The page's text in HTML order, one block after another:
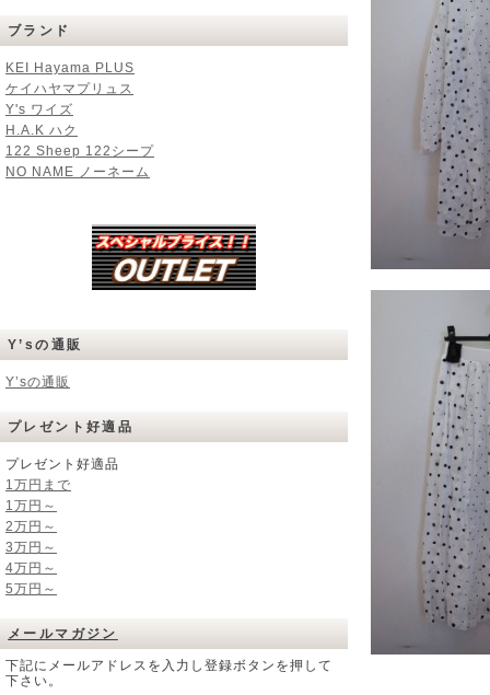
ブランド
KEI Hayama PLUS
ケイハヤマプリュス
Y's ワイズ
H.A.K ハク
122 Sheep 122シープ
NO NAME ノーネーム
Y’sの通販
Y’sの通販
プレゼント好適品
プレゼント好適品
1万円まで
1万円～
2万円～
3万円～
4万円～
5万円～
メールマガジン
下記にメールアドレスを入力し登録ボタンを押して
下さい。